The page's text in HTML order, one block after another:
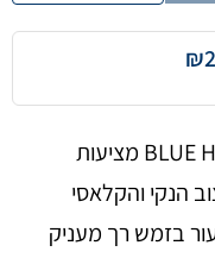
נעלי סליפאון New York של BLUE HEART מציעות
הנקי והקלאסי
בזמש רך מעניק